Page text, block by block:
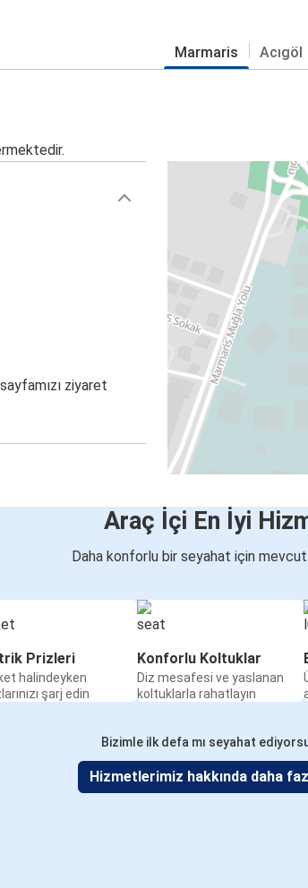
Marmaris Acıgöl
ziyaret
Araç İçi En İyi
Daha konforlu bir seyahat için
Prizleri
halindeyken
şarj edin
Konforlu Koltuklar
Diz mesafesi ve yaslanan
koltuklarla rahatlayın
Bizimle ilk defa mı seyahat
Hizmetlerimiz hakkında daha